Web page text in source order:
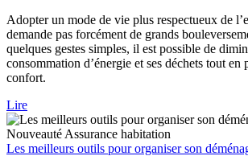
Adopter un mode de vie plus respectueux de
demande pas forcément de grands
quelques gestes simples, il est possible de
consommation d’énergie et ses déchets tout en
confort.
Lire
Nouveauté Assurance habitation
Les meilleurs outils pour organiser son